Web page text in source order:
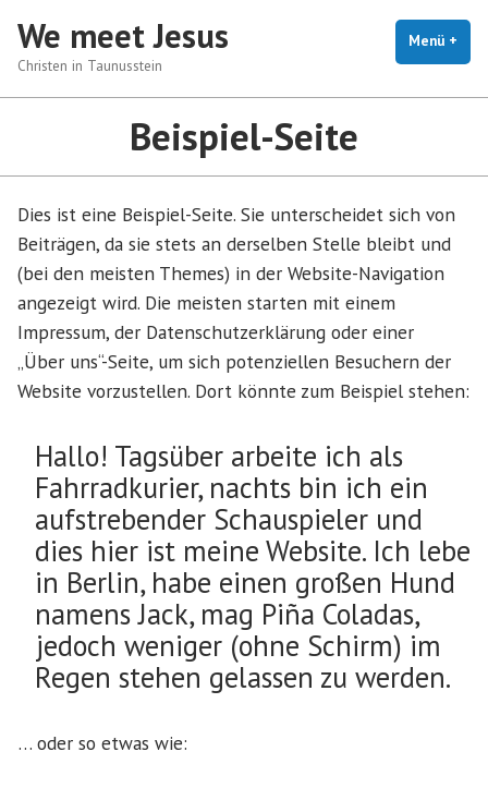
Inhalt
springen
We meet Jesus
Christen in Taunusstein
Menü +
Beispiel-Seite
Dies ist eine Beispiel-Seite. Sie unterscheidet sich von
Beiträgen, da sie stets an derselben Stelle bleibt und
(bei den meisten Themes) in der Website-Navigation
angezeigt wird. Die meisten starten mit einem
Impressum, der Datenschutzerklärung oder einer
„Über uns“-Seite, um sich potenziellen Besuchern der
Website vorzustellen. Dort könnte zum Beispiel stehen:
Hallo! Tagsüber arbeite ich als
Fahrradkurier, nachts bin ich ein
aufstrebender Schauspieler und
dies hier ist meine Website. Ich lebe
in Berlin, habe einen großen Hund
namens Jack, mag Piña Coladas,
jedoch weniger (ohne Schirm) im
Regen stehen gelassen zu werden.
… oder so etwas wie: